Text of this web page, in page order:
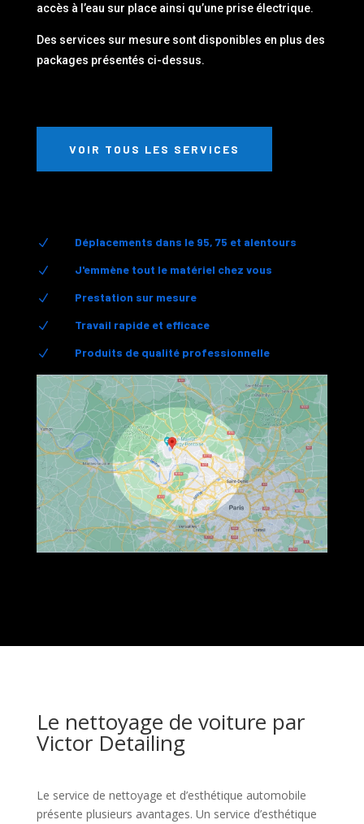
accès à l’eau sur place ainsi qu’une prise électrique.
Des services sur mesure sont disponibles en plus des
packages présentés ci-dessus.
VOIR TOUS LES SERVICES
N Déplacements dans le 95, 75 et alentours
N J'emmène tout le matériel chez vous
N Prestation sur mesure
N Travail rapide et efficace
N Produits de qualité professionnelle
Le nettoyage de voiture par
Victor Detailing
Le service de nettoyage et d’esthétique automobile
présente plusieurs avantages. Un service d’esthétique